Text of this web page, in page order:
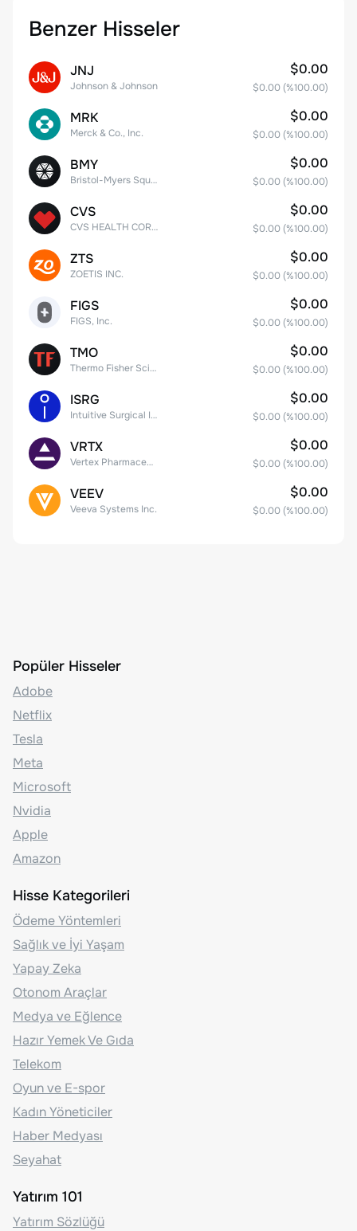
Benzer Hisseler
JNJ
Johnson & Johnson
$0.00
$0.00 (%100.00)
MRK
Merck & Co., Inc.
$0.00
$0.00 (%100.00)
BMY
Bristol-Myers Squibb Co.
$0.00
$0.00 (%100.00)
CVS
CVS HEALTH CORPORATION
$0.00
$0.00 (%100.00)
ZTS
ZOETIS INC.
$0.00
$0.00 (%100.00)
FIGS
FIGS, Inc.
$0.00
$0.00 (%100.00)
TMO
Thermo Fisher Scientific, Inc.
$0.00
$0.00 (%100.00)
ISRG
Intuitive Surgical Inc.
$0.00
$0.00 (%100.00)
VRTX
Vertex Pharmaceuticals Inc
$0.00
$0.00 (%100.00)
VEEV
Veeva Systems Inc.
$0.00
$0.00 (%100.00)
Popüler Hisseler
Adobe
Netflix
Tesla
Meta
Microsoft
Nvidia
Apple
Amazon
Hisse Kategorileri
Ödeme Yöntemleri
Sağlık ve İyi Yaşam
Yapay Zeka
Otonom Araçlar
Medya ve Eğlence
Hazır Yemek Ve Gıda
Telekom
Oyun ve E-spor
Kadın Yöneticiler
Haber Medyası
Seyahat
Yatırım 101
Yatırım Sözlüğü